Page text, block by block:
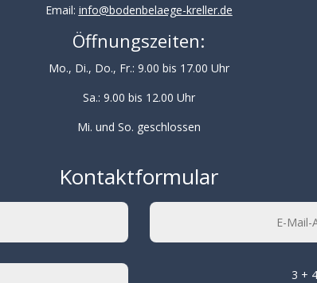
Email: info@bodenbelaege-kreller.de
Öffnungszeiten:
Mo., Di., Do., Fr.: 9.00 bis 17.00 Uhr
Sa.: 9.00 bis 12.00 Uhr
Mi. und So. geschlossen
Kontaktformular
3 + 4